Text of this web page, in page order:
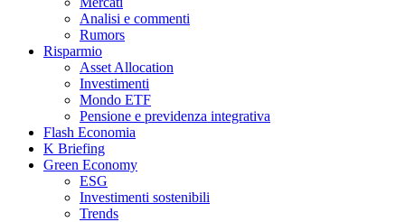
Analisi e commenti
Rumors
Risparmio
Asset Allocation
Investimenti
Mondo ETF
Pensione e previdenza integrativa
Flash Economia
K Briefing
Green Economy
ESG
Investimenti sostenibili
Trends